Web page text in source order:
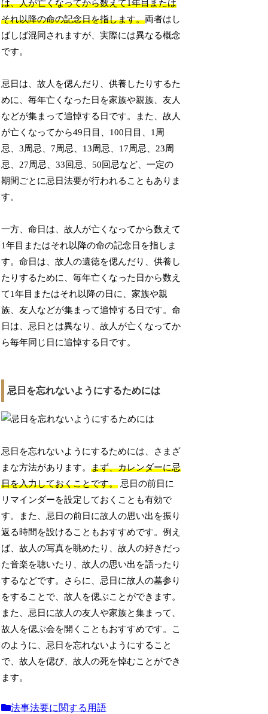
は、人が亡くなってから数えて1年目または
それ以降の命の記念日を指します。両者はし
ばしば混同されますが、実際には異なる概念
です。
忌日は、故人を偲んだり、供養したりするた
めに、毎年亡くなった日を家族や親族、友人
などが集まって追悼する日です。また、故人
が亡くなってから49日目、100日目、1周
忌、3周忌、7周忌、13周忌、17周忌、23周
忌、27周忌、33回忌、50回忌など、一定の
期間ごとに忌日法要が行われることもありま
す。
一方、命日は、故人が亡くなってから数えて
1年目またはそれ以降の命の記念日を指しま
す。命日は、故人の遺徳を偲んだり、供養し
たりするために、毎年亡くなった日から数え
て1年目またはそれ以降の日に、家族や親
族、友人などが集まって追悼する日です。命
日は、忌日とは異なり、故人が亡くなってか
ら毎年同じ日に追悼する日です。
忌日を忘れないようにするためには
忌日を忘れないようにするためには、さまざ
まな方法があります。まず、カレンダーに忌
日を入力しておくことです。 忌日の前日に
リマインダーを設定しておくことも有効で
す。また、忌日の前日に故人の思い出を振り
返る時間を設けることもおすすめです。例え
ば、故人の写真を眺めたり、故人の好きだっ
た音楽を聴いたり、故人の思い出を語ったり
するなどです。さらに、忌日に故人の墓参り
をすることで、故人を偲ぶことができます。
また、忌日に故人の友人や家族と集まって、
故人を偲ぶ会を開くこともおすすめです。こ
のように、忌日を忘れないようにすること
で、故人を偲び、故人の死を悼むことができ
ます。
法事法要に関する用語